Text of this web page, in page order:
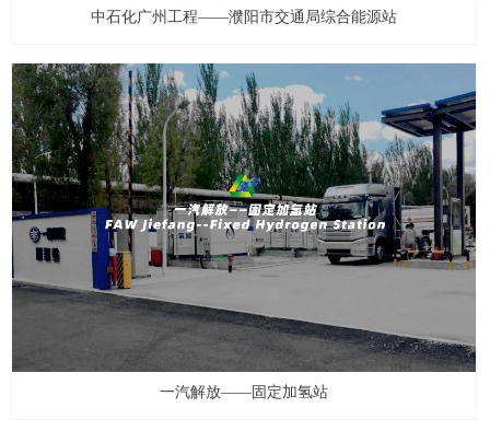
中石化广州工程——濮阳市交通局综合能源站
一汽解放——固定加氢站